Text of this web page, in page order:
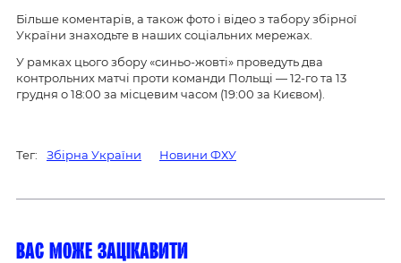
Більше коментарів, а також фото і відео з табору збірної
України знаходьте в наших соціальних мережах.
У рамках цього збору «синьо-жовті» проведуть два
контрольних матчі проти команди Польщі — 12-го та 13
грудня о 18:00 за місцевим часом (19:00 за Києвом).
Тег: Збірна України Новини ФХУ
Вас може зацікавити